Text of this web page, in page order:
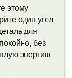
этому
один угол
для
без
энергию